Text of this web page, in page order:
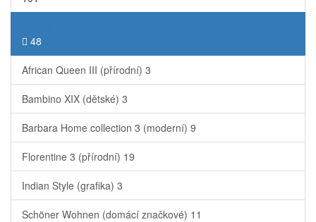
48
African Queen III (přírodní) 3
Bambino XIX (dětské) 3
Barbara Home collection 3 (moderní) 9
Florentine 3 (přírodní) 19
Indian Style (grafika) 3
Schöner Wohnen (domácí značkové) 11